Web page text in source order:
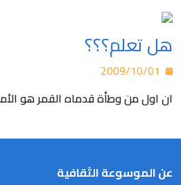
هل تعلم؟؟؟
ان اول من وطأة قدماه القمر هو
عن الموسوعة الثقافية